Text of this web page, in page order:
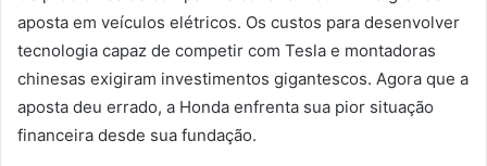
aposta em veículos elétricos. Os custos para desenvolver
tecnologia capaz de competir com Tesla e montadoras
chinesas exigiram investimentos gigantescos. Agora que a
aposta deu errado, a Honda enfrenta sua pior situação
financeira desde sua fundação.